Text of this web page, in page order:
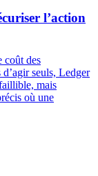
l’action
coût des
seuls, Ledger
mais
où une